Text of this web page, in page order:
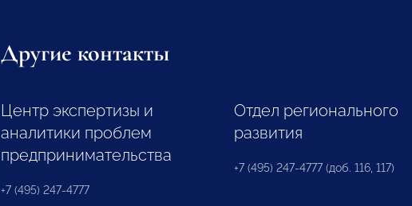
Другие контакты
Центр экспертизы и
аналитики проблем
предпринимательства
+7 (495) 247-4777
Отдел регионального
развития
+7 (495) 247-4777 (доб. 116, 117)